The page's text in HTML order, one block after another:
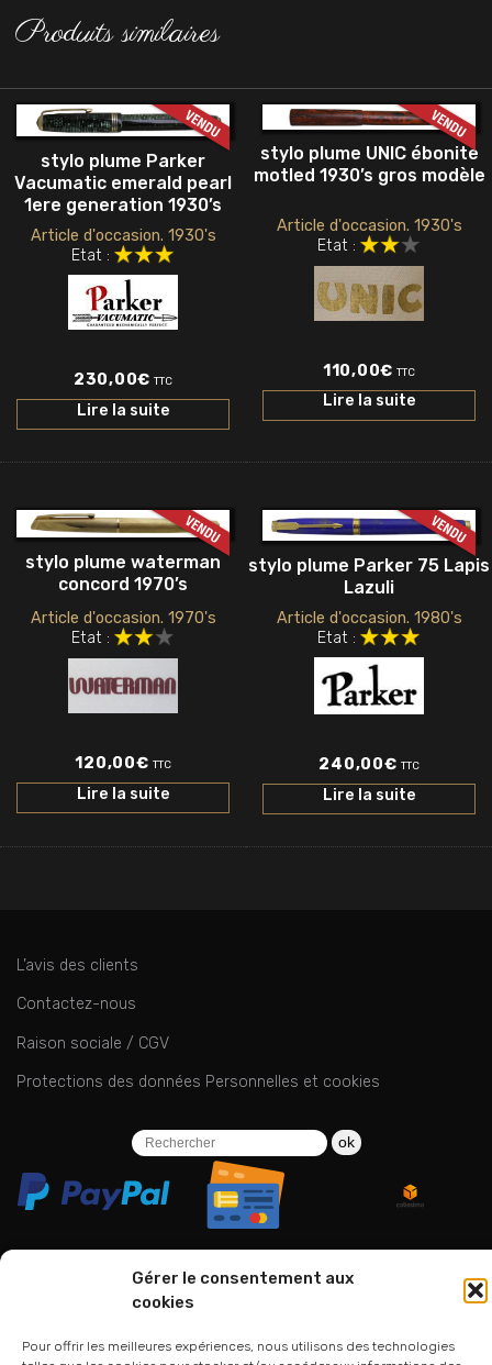
Gérer le consentement aux
cookies
Pour offrir les meilleures expériences, nous utilisons des technologies
Produits similaires
stylo plume Parker
Vacumatic emerald pearl
1ere generation 1930’s
Article d'occasion. 1930's
Etat :
230,00€ TTC
Lire la suite
stylo plume UNIC ébonite
motled 1930’s gros modèle
Article d'occasion. 1930's
Etat :
110,00€ TTC
Lire la suite
stylo plume waterman
concord 1970’s
Article d'occasion. 1970's
Etat :
120,00€ TTC
Lire la suite
stylo plume Parker 75 Lapis
Lazuli
Article d'occasion. 1980's
Etat :
240,00€ TTC
Lire la suite
L’avis des clients
Contactez-nous
Raison sociale / CGV
Protections des données Personnelles et cookies
ok
01 75 33 00 85